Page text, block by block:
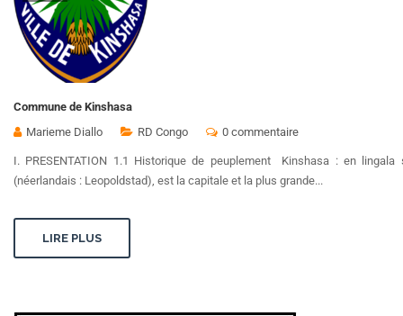
Commune de Kinshasa
Marieme Diallo
RD Congo 0 commentaire
I. PRESENTATION 1.1 Historique de peuplement Kinshasa : en
(néerlandais : Leopoldstad), est la capitale et la plus grande...
LIRE PLUS